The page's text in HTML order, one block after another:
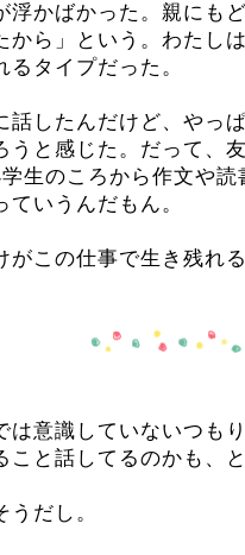
浮かばかった。親にも
から」という。わたし
るタイプだった。
話したんだけど、やっ
うと感じた。だって、
生のころから作文や
いうんだもん。
がこの仕事で生き残れ
は意識していないつも
こと話してるのかも、
だし。